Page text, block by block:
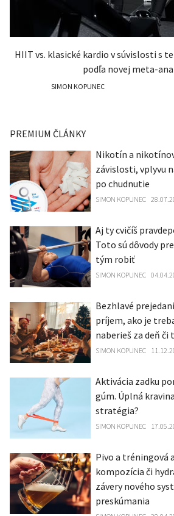
HIIT vs. klasické kardio v súvislosti s
podľa novej meta-
SIMON KOPUNEC
PREMIUM ČLÁNKY
Nikotín a
závislosti, vplyvu
po chudnutie
SIMON KOPUNEC
Aj ty cvičíš
Toto sú dôvody
tým robiť
SIMON KOPUNEC
Bezhlavé
príjem, ako je
naberieš za deň či
SIMON KOPUNEC
Aktivácia zadku
gúm. Úplná
stratégia?
SIMON KOPUNEC
Pivo a tréningová
kompozícia či
závery nového
preskúmania